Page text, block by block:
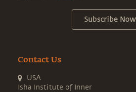
Subscribe Now
Contact Us
USA
Isha Institute of Inner